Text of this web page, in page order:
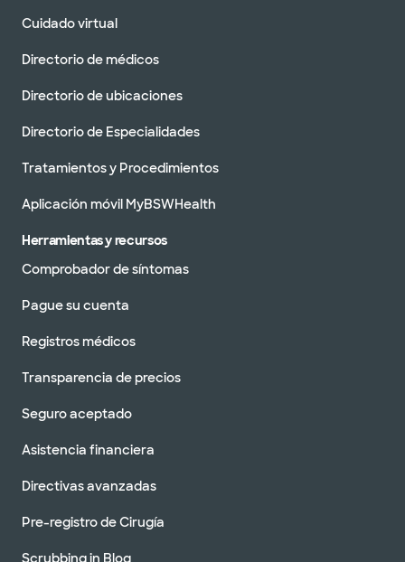
Cuidado virtual
Directorio de médicos
Directorio de ubicaciones
Directorio de Especialidades
Tratamientos y Procedimientos
Aplicación móvil MyBSWHealth
Herramientas y recursos
Comprobador de síntomas
Pague su cuenta
Registros médicos
Transparencia de precios
Seguro aceptado
Asistencia financiera
Directivas avanzadas
Pre-registro de Cirugía
Scrubbing in Blog